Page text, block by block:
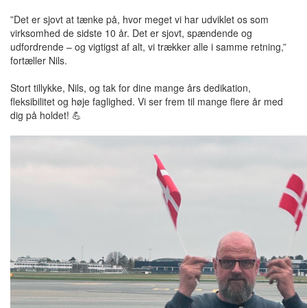
”Det er sjovt at tænke på, hvor meget vi har udviklet os som
virksomhed de sidste 10 år. Det er sjovt, spændende og
udfordrende – og vigtigst af alt, vi trækker alle i samme retning,”
fortæller Nils.
Stort tillykke, Nils, og tak for dine mange års dedikation,
fleksibilitet og høje faglighed. Vi ser frem til mange flere år med
dig på holdet! 💪